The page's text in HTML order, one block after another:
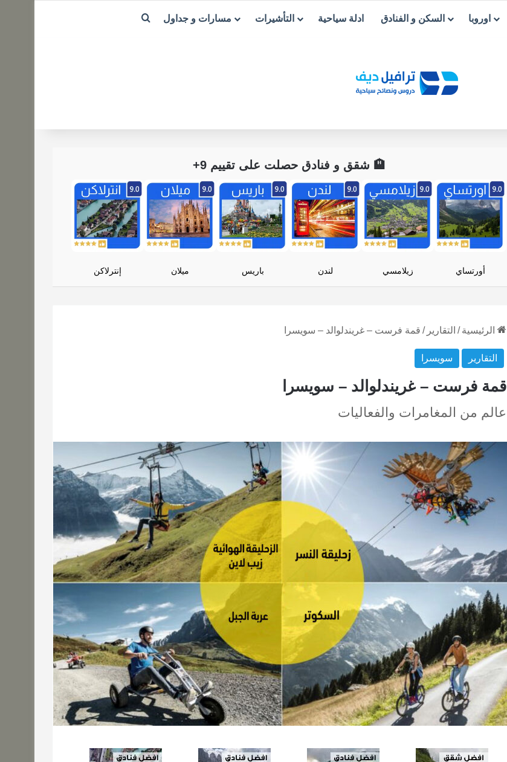
اوروبا السكن و الفنادق ادلة سياحية التأشيرات مسارات و جداول بحث عن
🏨 شقق و فنادق حصلت على تقييم 9+
أورتساي زيلامسي لندن باريس ميلان إنترلاكن
الرئيسية / التقارير / قمة فرست – غريندلوالد – سويسرا
التقارير سويسرا
قمة فرست – غريندلوالد – سويسرا
عالم من المغامرات والفعاليات